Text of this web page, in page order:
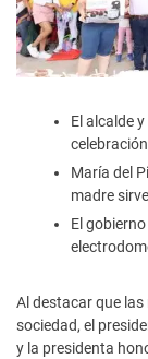
El alcalde
María del
madre
El
Al destacar que
sociedad, el
y la presidenta